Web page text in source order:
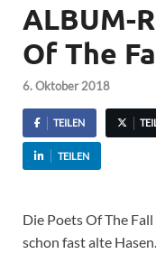
ALBUM-
Of The
6. Oktober 2018
TEILEN
TEILEN
Die Poets Of The
schon fast alte